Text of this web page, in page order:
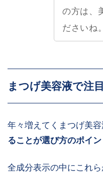
の方は、
ださいね。
まつげ美容液で注
年々増えてくまつげ美容
ることが選び方のポイン
全成分表示の中にこれ